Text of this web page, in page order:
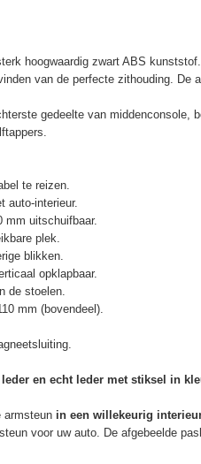
hoogwaardig zwart ABS
van de perfecte zithouding. De
gedeelte van middenconsole,
te reizen.
auto-interieur.
uitschuifbaar.
plek.
blikken.
opklapbaar.
de stoelen.
mm (bovendeel).
en echt leder met stiksel in
armsteun in een willekeurig
voor uw auto. De afgebeelde